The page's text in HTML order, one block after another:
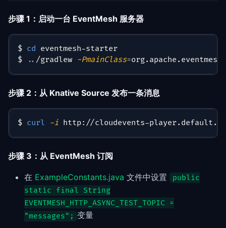
步骤 1：启动一台 EventMesh 服务器
$ cd eventmesh-starter
$
.. /gradlew -PmainClass=
步骤 2：从 Knative Source 发布一条消息
$ curl -i http://cloudevents-
步骤 3：从 EventMesh 订阅
在 ExampleConstants.java 文件中设置
public
static final String
EVENTMESH_HTTP_ASYNC_TEST_TOPIC =
"messages"; 变量